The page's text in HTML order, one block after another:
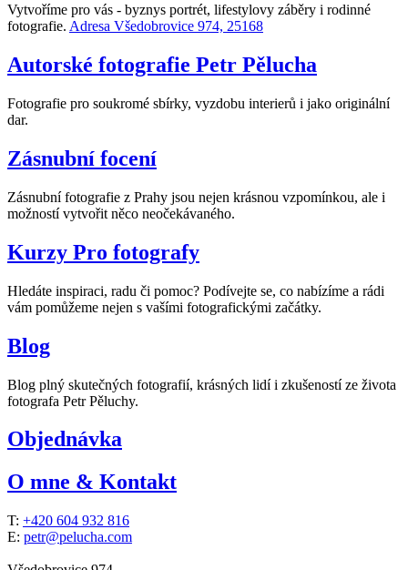
Vytvoříme pro vás - byznys portrét, lifestylovy záběry i rodinné
fotografie. Adresa Všedobrovice 974, 25168
Autorské fotografie Petr Pělucha
Fotografie pro soukromé sbírky, vyzdobu interierů i jako originální
dar.
Zásnubní focení
Zásnubní fotografie z Prahy jsou nejen krásnou vzpomínkou, ale i
možností vytvořit něco neočekávaného.
Kurzy Pro fotografy
Hledáte inspiraci, radu či pomoc? Podívejte se, co nabízíme a rádi
vám pomůžeme nejen s vašími fotografickými začátky.
Blog
Blog plný skutečných fotografií, krásných lidí i zkušeností ze života
fotografa Petr Pěluchy.
Objednávka
O mne & Kontakt
T: +420 604 932 816
E: petr@pelucha.com